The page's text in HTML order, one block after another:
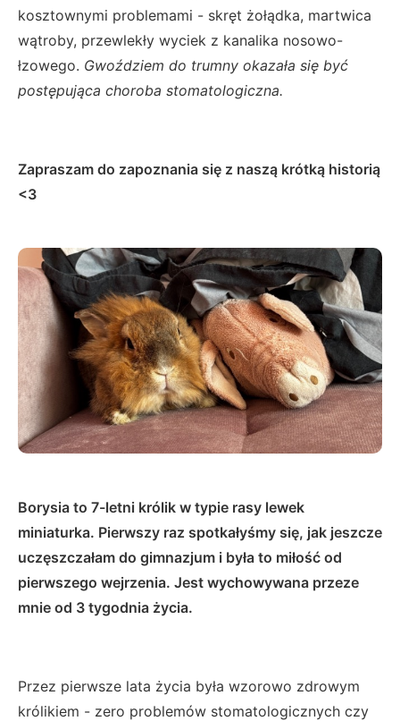
kosztownymi problemami - skręt żołądka, martwica
wątroby, przewlekły wyciek z kanalika nosowo-
łzowego. Gwoździem do trumny okazała się być
postępująca choroba stomatologiczna.
Zapraszam do zapoznania się z naszą krótką historią
<3
Borysia to 7-letni królik w typie rasy lewek
miniaturka. Pierwszy raz spotkałyśmy się, jak jeszcze
uczęszczałam do gimnazjum i była to miłość od
pierwszego wejrzenia. Jest wychowywana przeze
mnie od 3 tygodnia życia.
Przez pierwsze lata życia była wzorowo zdrowym
królikiem - zero problemów stomatologicznych czy